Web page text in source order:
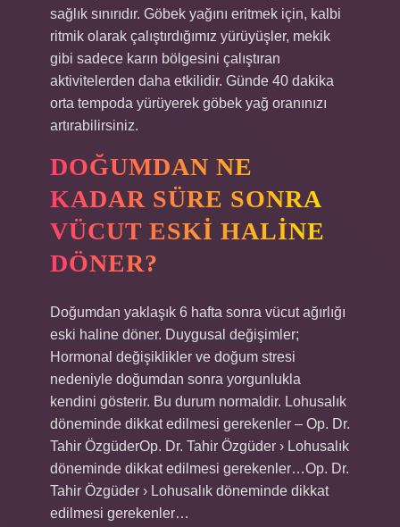
sağlık sınırıdır. Göbek yağını eritmek için, kalbi
ritmik olarak çalıştırdığımız yürüyüşler, mekik
gibi sadece karın bölgesini çalıştıran
aktivitelerden daha etkilidir. Günde 40 dakika
orta tempoda yürüyerek göbek yağ oranınızı
artırabilirsiniz.
DOĞUMDAN NE
KADAR SÜRE SONRA
VÜCUT ESKI HALINE
DÖNER?
Doğumdan yaklaşık 6 hafta sonra vücut ağırlığı
eski haline döner. Duygusal değişimler;
Hormonal değişiklikler ve doğum stresi
nedeniyle doğumdan sonra yorgunlukla
kendini gösterir. Bu durum normaldir. Lohusalık
döneminde dikkat edilmesi gerekenler – Op. Dr.
Tahir ÖzgüderOp. Dr. Tahir Özgüder › Lohusalık
döneminde dikkat edilmesi gerekenler…Op. Dr.
Tahir Özgüder › Lohusalık döneminde dikkat
edilmesi gerekenler…